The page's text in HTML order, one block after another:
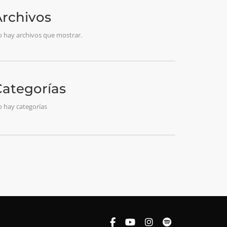
hay archivos que mostrar.
hay categorías